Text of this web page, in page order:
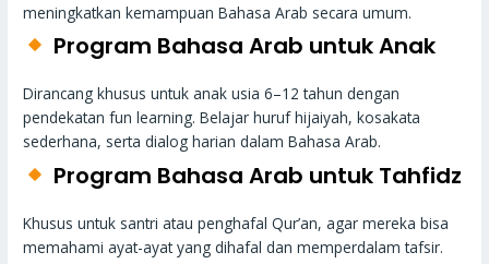
meningkatkan kemampuan Bahasa Arab secara umum.
Program Bahasa Arab untuk Anak
Dirancang khusus untuk anak usia 6–12 tahun dengan
pendekatan fun learning. Belajar huruf hijaiyah, kosakata
sederhana, serta dialog harian dalam Bahasa Arab.
Program Bahasa Arab untuk Tahfidz
Khusus untuk santri atau penghafal Qur’an, agar mereka bisa
memahami ayat-ayat yang dihafal dan memperdalam tafsir.